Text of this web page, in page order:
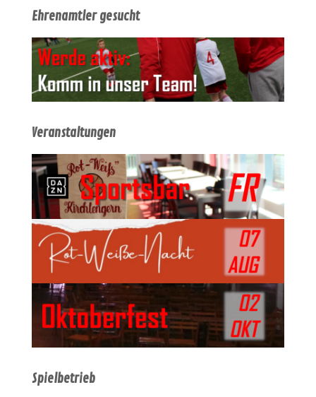
Ehrenamtler gesucht
Veranstaltungen
Spielbetrieb